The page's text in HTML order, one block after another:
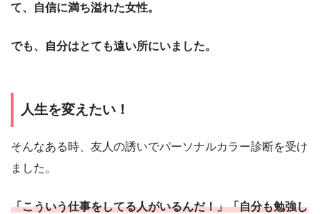
て、自信に満ち溢れた女性。
でも、自分はとても遠い所にいました。
人生を変えたい！
そんなある時、友人の誘いでパーソナルカラー診断を受け
ました。
「こういう仕事をしてる人がいるんだ！」「自分も勉強し